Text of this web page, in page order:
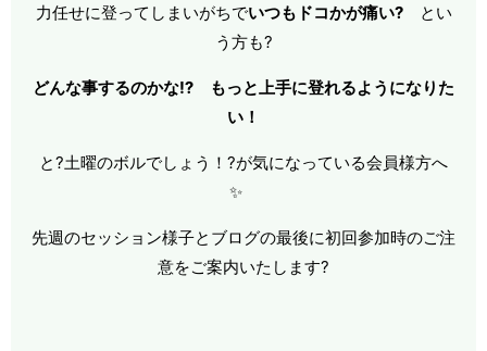
力任せに登ってしまいがちでいつもドコかが痛い?とい
う方も?
どんな事するのかな⁉ もっと上手に登れるようになりた
い！
と?土曜のボルでしょう！?が気になっている会員様方へ
✨
先週のセッション様子とブログの最後に初回参加時のご注
意をご案内いたします?